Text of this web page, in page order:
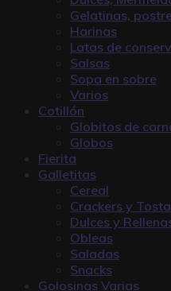
Gelatinas,
Harinas
Latas de
Salsas
Sopa en sobre
Varios
Cotillón
Globitos de
Globos
Fierita
Galletitas
Cereal
Crackers y
Dulces y
Obleas
Saladas
Snacks
Golosinas Varias